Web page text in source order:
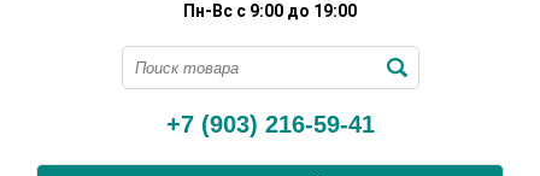
Пн-Вс с 9:00 до 19:00
+7 (903) 216-59-41